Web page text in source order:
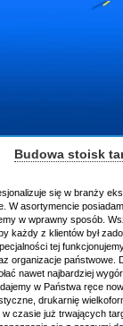
Budowa stoisk
się w branży
W asortymencie
w wprawny sposób.
każdy z klientów był
tej
organizacje państwowe.
nawet najbardziej
w Państwa ręce
drukarnię
w czasie już trwających